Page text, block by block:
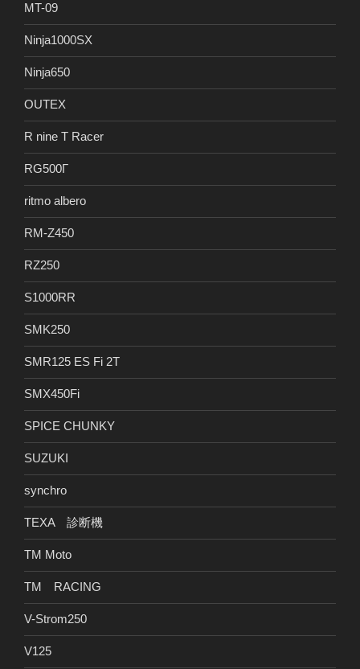
MT-09
Ninja1000SX
Ninja650
OUTEX
R nine T Racer
RG500Γ
ritmo albero
RM-Z450
RZ250
S1000RR
SMK250
SMR125 ES Fi 2T
SMX450Fi
SPICE CHUNKY
SUZUKI
synchro
TEXA 診断機
TM Moto
TM RACING
V-Strom250
V125